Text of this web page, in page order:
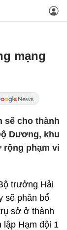
mạng
sẽ cho thành
Dương, khu
rộng phạm vi
trưởng Hải
sẽ phân bổ
sở ở thành
lập Hạm đội 1